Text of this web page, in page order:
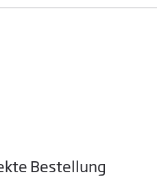
Bestellung